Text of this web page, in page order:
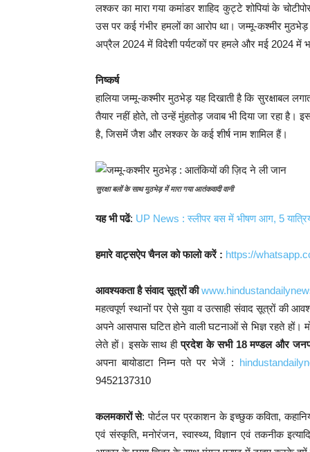
लश्कर का मारा गया कमांडर शाहिद कुट्टे शोपियां के
उस पर कई गंभीर हमलों का आरोप था। जम्मू-कश्मीर मुठभेड़
अप्रैल 2024 में विदेशी पर्यटकों पर हमले और मई 2024 में
निष्कर्ष
हालिया जम्मू-कश्मीर मुठभेड़ यह दिखाती है कि सुरक्षाबल
तैयार नहीं होते, तो उन्हें मुंहतोड़ जवाब भी दिया जा रहा
है, जिसमें जैश और लश्कर के कई शीर्ष नाम शामिल हैं।
सुरक्षा बलों के साथ मुठभेड़ में मारा गया आतंकवादी वानी
यह भी पढें: UP News : स्लीपर बस में भीषण आग, 5
हमारे वाट्सऐप चैनल को फालो करें : https://
आवश्यकता है संवाद सूत्रों की
महत्वपूर्ण स्थानों पर ऐसे युवा व उत्साही संवाद सूत्रों की
अपने आसपास घटित होने वाली घटनाओं से भिज्ञ रहते हों।
लेते हों। इसके साथ हीप्रदेश के सभी 18 मण्डल और
अपना बायोडाटा निम्न पते पर भेजें :
9452137310
कलमकारों से: पोर्टल पर प्रकाशन के इच्छुक कविता,
एवं संस्कृति, मनोरंजन, स्वास्थ्य, विज्ञान एवं तकनीक